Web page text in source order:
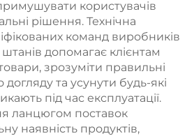
користувачів
рішення. Технічна
команд виробників
допомагає клієнтам
зрозуміти правильні
та усунути будь-які
під час експлуатації.
ланцюгом поставок
наявність продуктів,